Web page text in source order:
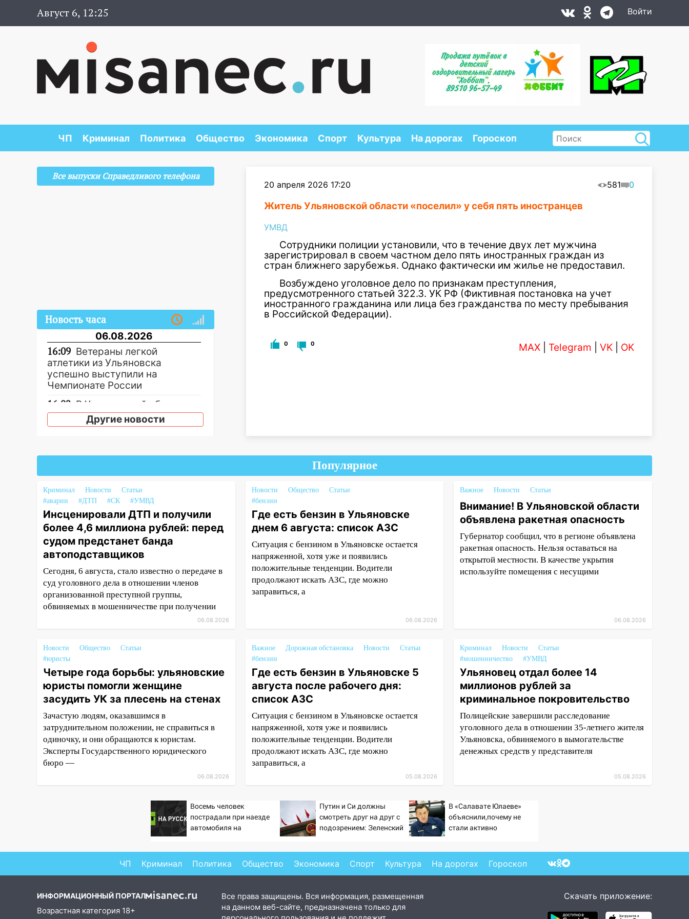
Август 6, 12:25 Войти
ЧП Криминал Политика Общество Экономика Спорт Культура На дорогах Гороскоп
20 апреля 2026 17:20 581 0
Житель Ульяновской области «поселил» у себя пять иностранцев
УМВД
Сотрудники полиции установили, что в течение двух лет мужчина
зарегистрировал в своем частном дело пять иностранных граждан из
стран ближнего зарубежья. Однако фактически им жилье не предоставил.
Возбуждено уголовное дело по признакам преступления,
предусмотренного статьей 322.3. УК РФ (Фиктивная постановка на учет
иностранного гражданина или лица без гражданства по месту пребывания
в Российской Федерации).
0 0 MAX Telegram VK OK
Все выпуски Справедливого телефона
Новость часа
06.08.2026
16:09 Ветераны легкой
атлетики из Ульяновска
успешно выступили на
Чемпионате России
16:02 В Ульяновской области
убрали более 28% площадей
зерновых и зернобобовых
15:51 Бросила кирпич в жену
завели дело на агрессивную
женщину
15:47 На улице Радищева
сбили курьера: крупная авария
в Ульяновске
15:15 Проводил до квартиры и
ограбил: новый кавалер
женщины оказался
рецидивистом
14:26 В Ульяновске ограничат
передумать увольняться, если
им повысят зарплату
14:01 Инсценировали ДТП и
получили более 4,6 миллиона
рублей: перед судом
автоподставщиков
13:36 В Инзе произошел
крупный пожар
13:00
жестоком обращении с
Миллион на «льготниках»:
схему с чужими проездными
накопил 120 тысяч долга
Другие новости
Популярное
Криминал Новости
Статьи
#аварии
#ДТП #СК #УМВД
Инсценировали ДТП и получили
более 4,6 миллиона рублей: перед
судом предстанет банда
автоподставщиков
Сегодня, 6 августа, стало известно о передаче в
суд уголовного дела в отношении членов
организованной преступной группы,
обвиняемых в мошенничестве при получении
06.08.2026
Новости Общество
Статьи
#бензин
Где есть бензин в Ульяновске
днем 6 августа: список АЗС
Ситуация с бензином в Ульяновске остается
напряженной, хотя уже и появились
положительные тенденции. Водители
продолжают искать АЗС, где можно
заправиться, а
06.08.2026
Важное Новости Статьи
Внимание! В Ульяновской области
объявлена ракетная опасность
Губернатор сообщил, что в регионе объявлена
ракетная опасность. Нельзя оставаться на
открытой местности. В качестве укрытия
используйте помещения с несущими
06.08.2026
Новости Общество
Статьи
#юристы
Четыре года борьбы: ульяновские
юристы помогли женщине
засудить УК за плесень на стенах
Зачастую людям, оказавшимся в
затруднительном положении, не справиться в
одиночку, и они обращаются к юристам.
Эксперты Государственного юридического
бюро —
06.08.2026
Важное Дорожная обстановка Новости
Статьи
#бензин
Где есть бензин в Ульяновске 5
августа после рабочего дня:
список АЗС
Ситуация с бензином в Ульяновске остается
напряженной, хотя уже и появились
положительные тенденции. Водители
продолжают искать АЗС, где можно
заправиться, а
05.08.2026
Криминал Новости
Статьи
#мошенничество
#УМВД
Ульяновец отдал более 14
миллионов рублей за
криминальное покровительство
Полицейские завершили расследование
уголовного дела в отношении 35-летнего жителя
Ульяновска, обвиняемого в вымогательстве
денежных средств у представителя
05.08.2026
Восемь человек
пострадали при наезде
автомобиля на
Путин и Си должны
смотреть друг на друг с
подозрением: Зеленский
В «Салавате Юлаеве»
объяснили,почему не
стали активно
ЧП Криминал Политика Общество Экономика Спорт Культура На дорогах Гороскоп
ИНФОРМАЦИОННЫЙ ПОРТАЛ
Возрастная категория 18+
Все права защищены. Вся информация, размещенная
на данном веб-сайте, предназначена только для
Скачать приложение: